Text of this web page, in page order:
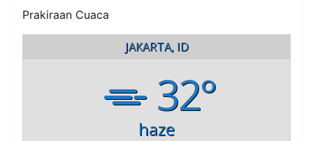
Prakiraan Cuaca
JAKARTA, ID
32°
haze